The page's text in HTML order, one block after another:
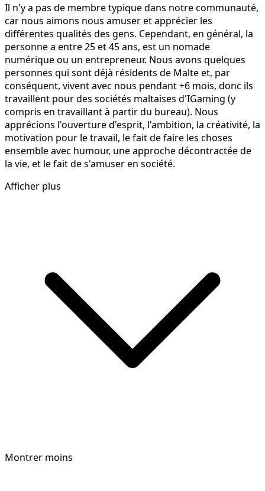
Il n'y a pas de membre typique dans notre communauté,
car nous aimons nous amuser et apprécier les
différentes qualités des gens. Cependant, en général, la
personne a entre 25 et 45 ans, est un nomade
numérique ou un entrepreneur. Nous avons quelques
personnes qui sont déjà résidents de Malte et, par
conséquent, vivent avec nous pendant +6 mois, donc ils
travaillent pour des sociétés maltaises d'IGaming (y
compris en travaillant à partir du bureau). Nous
apprécions l'ouverture d'esprit, l'ambition, la créativité, la
motivation pour le travail, le fait de faire les choses
ensemble avec humour, une approche décontractée de
la vie, et le fait de s'amuser en société.
Afficher plus
Montrer moins